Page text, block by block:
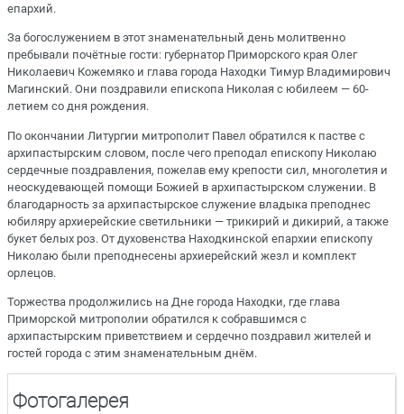
епархий.
За богослужением в этот знаменательный день молитвенно
пребывали почётные гости: губернатор Приморского края Олег
Николаевич Кожемяко и глава города Находки Тимур Владимирович
Магинский. Они поздравили епископа Николая с юбилеем — 60-
летием со дня рождения.
По окончании Литургии митрополит Павел обратился к пастве с
архипастырским словом, после чего преподал епископу Николаю
сердечные поздравления, пожелав ему крепости сил, многолетия и
неоскудевающей помощи Божией в архипастырском служении. В
благодарность за архипастырское служение владыка преподнес
юбиляру архиерейские светильники — трикирий и дикирий, а также
букет белых роз. От духовенства Находкинской епархии епископу
Николаю были преподнесены архиерейский жезл и комплект
орлецов.
Торжества продолжились на Дне города Находки, где глава
Приморской митрополии обратился к собравшимся с
архипастырским приветствием и сердечно поздравил жителей и
гостей города с этим знаменательным днём.
Фотогалерея